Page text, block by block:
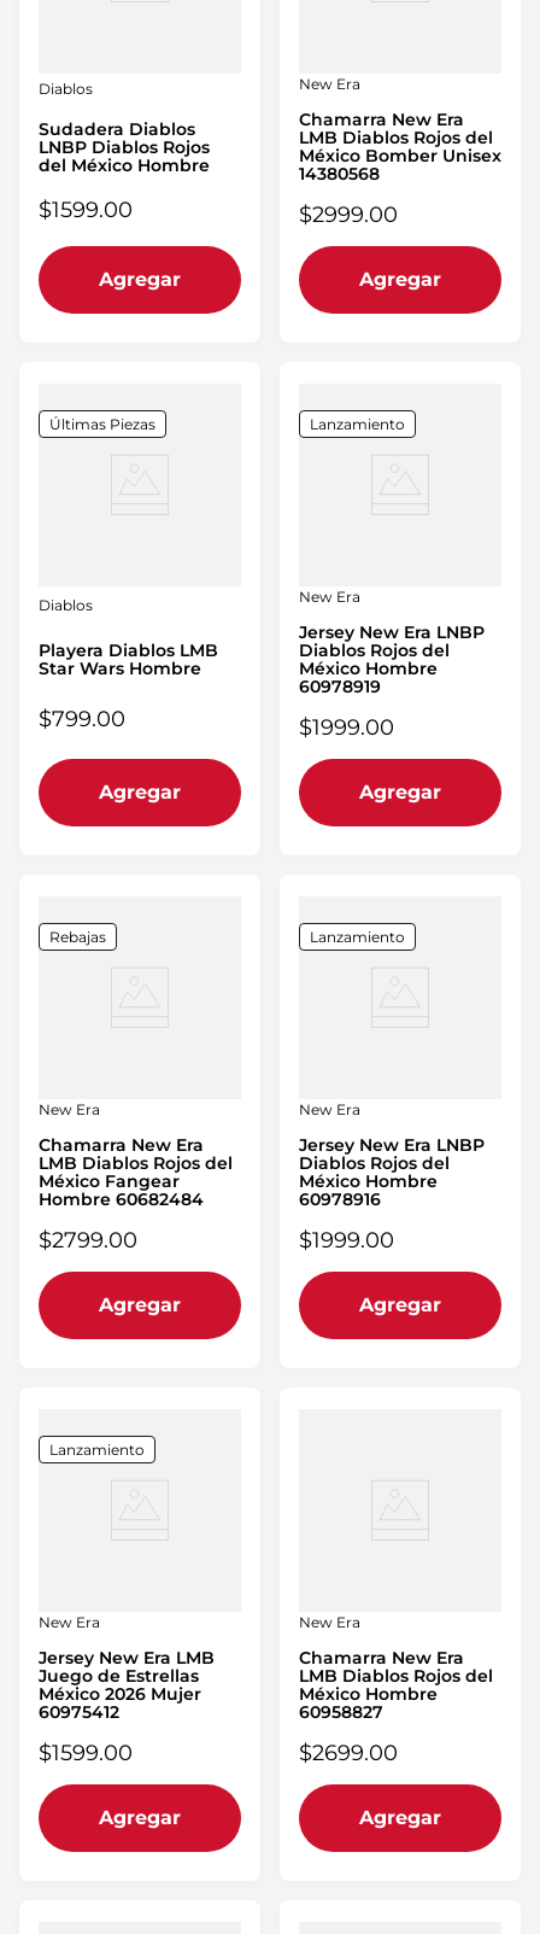
Diablos
Sudadera Diablos
LNBP Diablos Rojos
del México Hombre
$1599.00
Agregar
New Era
Chamarra New Era
LMB Diablos Rojos del
México Bomber Unisex
14380568
$2999.00
Agregar
Últimas Piezas
Diablos
Playera Diablos LMB
Star Wars Hombre
$799.00
Agregar
Lanzamiento
New Era
Jersey New Era LNBP
Diablos Rojos del
México Hombre
60978919
$1999.00
Agregar
Rebajas
New Era
Chamarra New Era
LMB Diablos Rojos del
México Fangear
Hombre 60682484
$2799.00
Agregar
Lanzamiento
New Era
Jersey New Era LNBP
Diablos Rojos del
México Hombre
60978916
$1999.00
Agregar
Lanzamiento
New Era
Jersey New Era LMB
Juego de Estrellas
México 2026 Mujer
60975412
$1599.00
Agregar
New Era
Chamarra New Era
LMB Diablos Rojos del
México Hombre
60958827
$2699.00
Agregar